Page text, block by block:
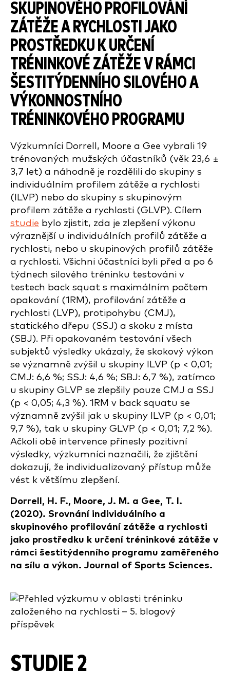
SKUPINOVÉHO PROFILOVÁNÍ
ZÁTĚŽE A RYCHLOSTI JAKO
PROSTŘEDKU K URČENÍ
TRÉNINKOVÉ ZÁTĚŽE V RÁMCI
ŠESTITÝDENNÍHO SILOVÉHO A
VÝKONNOSTNÍHO
TRÉNINKOVÉHO PROGRAMU
Výzkumníci Dorrell, Moore a Gee vybrali 19
trénovaných mužských účastníků (věk 23,6 ±
3,7 let) a náhodně je rozdělili do skupiny s
individuálním profilem zátěže a rychlosti
(ILVP) nebo do skupiny s skupinovým
profilem zátěže a rychlosti (GLVP). Cílem
studie bylo zjistit, zda je zlepšení výkonu
výraznější u individuálních profilů zátěže a
rychlosti, nebo u skupinových profilů zátěže
a rychlosti. Všichni účastníci byli před a po 6
týdnech silového tréninku testováni v
testech back squat s maximálním počtem
opakování (1RM), profilování zátěže a
rychlosti (LVP), protipohybu (CMJ),
statického dřepu (SSJ) a skoku z místa
(SBJ). Při opakovaném testování všech
subjektů výsledky ukázaly, že skokový výkon
se významně zvýšil u skupiny ILVP (p < 0,01;
CMJ: 6,6 %; SSJ: 4,6 %; SBJ: 6,7 %), zatímco
u skupiny GLVP se zlepšily pouze CMJ a SSJ
(p < 0,05; 4,3 %). 1RM v back squatu se
významně zvýšil jak u skupiny ILVP (p < 0,01;
9,7 %), tak u skupiny GLVP (p < 0,01; 7,2 %).
Ačkoli obě intervence přinesly pozitivní
výsledky, výzkumníci naznačili, že zjištění
dokazují, že individualizovaný přístup může
vést k většímu zlepšení.
Dorrell, H. F., Moore, J. M. a Gee, T. I.
(2020). Srovnání individuálního a
skupinového profilování zátěže a rychlosti
jako prostředku k určení tréninkové zátěže v
rámci šestitýdenního programu zaměřeného
na sílu a výkon. Journal of Sports Sciences.
STUDIE 2